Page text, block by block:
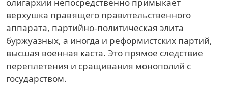
верхушка правящего правительственного
аппарата, партийно-политическая элита
буржуазных, а иногда и реформистских партий,
высшая военная каста. Это прямое следствие
переплетения и сращивания монополий с
государством.